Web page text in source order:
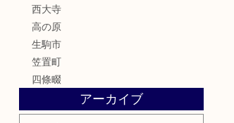
西大寺
高の原
生駒市
笠置町
四條畷
アーカイブ